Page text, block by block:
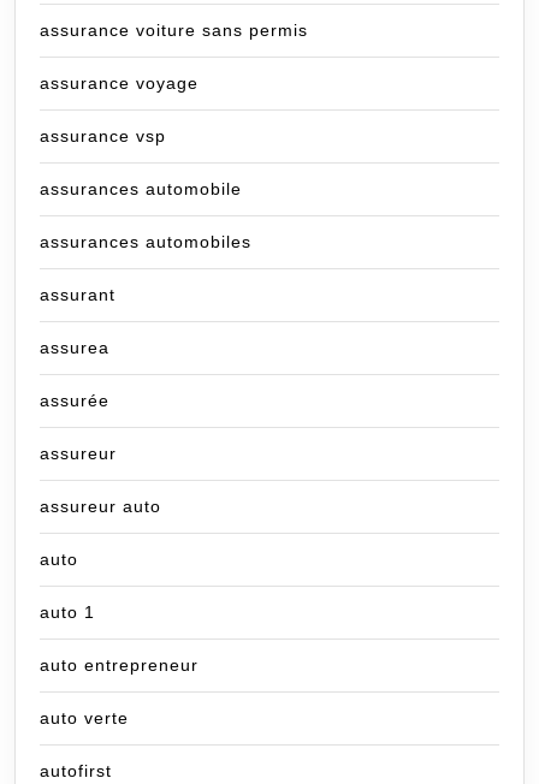
assurance voiture sans permis
assurance voyage
assurance vsp
assurances automobile
assurances automobiles
assurant
assurea
assurée
assureur
assureur auto
auto
auto 1
auto entrepreneur
auto verte
autofirst